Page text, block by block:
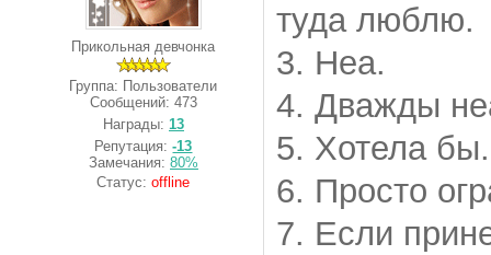
Прикольная девчонка
Группа: Пользователи
Сообщений: 473
Награды: 13
Репутация:-13
Замечания: 80%
Статус:offline
туда люблю.
3. Неа.
4. Дважды
5. Хотела
6. Просто
7. Если